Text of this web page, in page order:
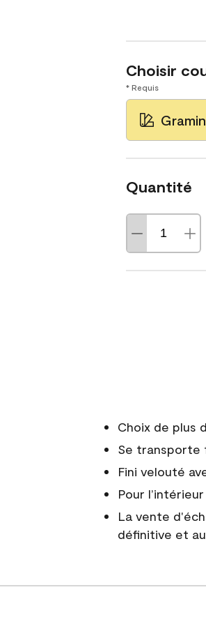
Choisir
* Requis
Quantité
Choix de plus
Se transporte
Fini velouté
Pour
La vente
définitive et